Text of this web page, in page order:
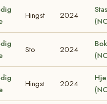
Hingst 2024
Sto 2024
Hingst 2024